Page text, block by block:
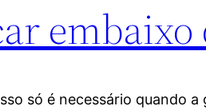
só é necessário quando a